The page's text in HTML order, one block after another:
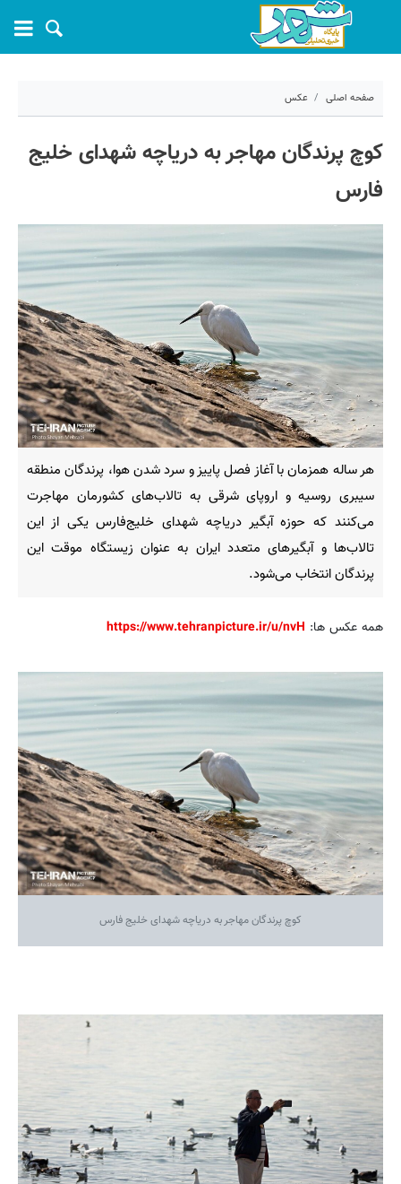
صفحه اصلی عکس
کد مطلب: 62566
کوچ پرندگان مهاجر به دریاچه شهدای خلیج
فارس
هر ساله همزمان با آغاز فصل پاییز و سرد شدن هوا، پرندگان منطقه
سیبری روسیه و اروپای شرقی به تالاب‌های کشورمان مهاجرت
می‌کنند که حوزه آبگیر دریاچه شهدای خلیج‌فارس یکی از این
تالاب‌ها و آبگیرهای متعدد ایران به عنوان زیستگاه موقت این
پرندگان انتخاب می‌شود.
همه عکس ها: https://www.tehranpicture.ir/u/nvH
کوچ پرندگان مهاجر به دریاچه شهدای خلیج فارس